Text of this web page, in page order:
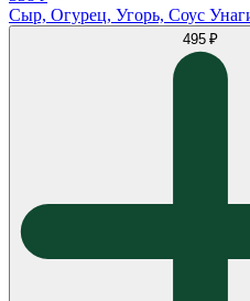
Сыр, Огурец, Угорь, Соус
495 ₽